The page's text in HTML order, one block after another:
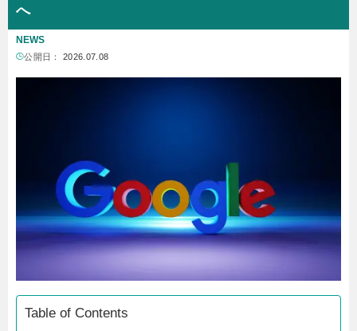
へ
NEWS
公開日： 2026.07.08
Table of Contents